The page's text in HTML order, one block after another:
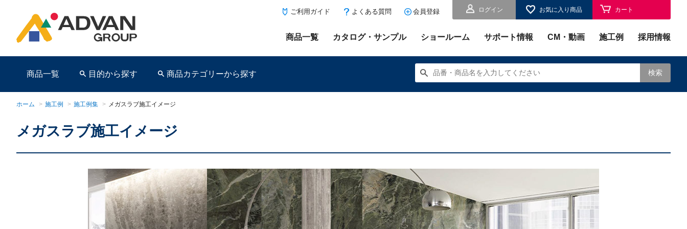
ログイン お気に入り商品 カート
ご利用ガイド よくある質問 会員登録
商品一覧 カタログ・サンプル ショールーム サポート情報 CM・動画 施工例 採用情報
商品一覧 目的から探す 商品カテゴリーから探す 検索
ホーム > 施工例 > 施工例集 > メガスラブ施工イメージ
メガスラブ施工イメージ